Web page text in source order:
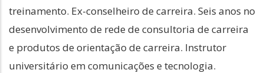
treinamento. Ex-conselheiro de carreira. Seis anos no
desenvolvimento de rede de consultoria de carreira
e produtos de orientação de carreira. Instrutor
universitário em comunicações e tecnologia.